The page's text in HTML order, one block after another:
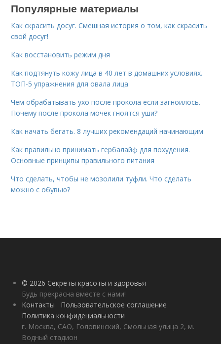
Популярные материалы
Как скрасить досуг. Смешная история о том, как скрасить
свой досуг!
Как восстановить режим дня
Как подтянуть кожу лица в 40 лет в домашних условиях.
ТОП-5 упражнения для овала лица
Чем обрабатывать ухо после прокола если загноилось.
Почему после прокола мочек гноятся уши?
Как начать бегать. 8 лучших рекомендаций начинающим
Как правильно принимать гербалайф для похудения.
Основные принципы правильного питания
Что сделать, чтобы не мозолили туфли. Что сделать
можно с обувью?
© 2026 Секреты красоты и здоровья
Будь прекрасна вместе с нами!
Контакты
Пользовательское соглашение
Политика конфидециальности
г. Москва, САО, Головинский, Смольная улица 2, м.
Водный стадион